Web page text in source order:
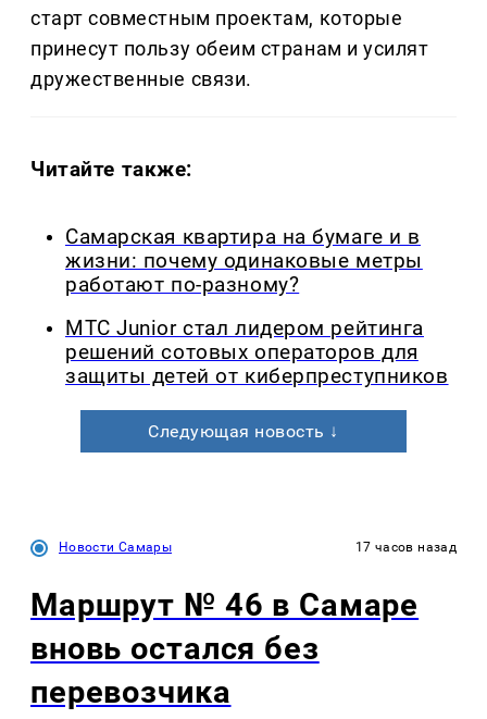
старт совместным проектам, которые
принесут пользу обеим странам и усилят
дружественные связи.
Читайте также:
Самарская квартира на бумаге и в
жизни: почему одинаковые метры
работают по-разному?
МТС Junior стал лидером рейтинга
решений сотовых операторов для
защиты детей от киберпреступников
Следующая новость ↓
Новости Самары 17 часов назад
Маршрут № 46 в Самаре
вновь остался без
перевозчика